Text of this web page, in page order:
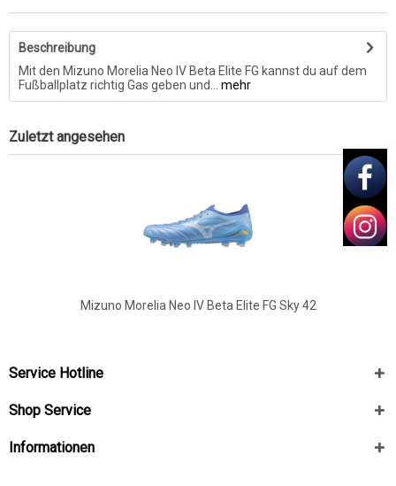
Beschreibung
Mit den Mizuno Morelia Neo IV Beta Elite FG kannst du auf dem
Fußballplatz richtig Gas geben und...
mehr
Zuletzt angesehen
Mizuno Morelia Neo IV Beta Elite FG Sky 42
Service Hotline
Shop Service
Informationen